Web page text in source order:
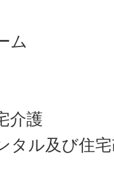
ム
介護
タル及び住